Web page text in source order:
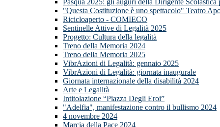
Pasqua 2025: gli auguri della Dirigente Scolastica
"Questa Costituzione è uno spettacolo" Teatro
Ricicloaperto - COMIECO
Sentinelle Attive di Legalità 2025
Progetto: Cultura della legalità
Treno della Memoria 2024
Treno della Memoria 2025
VibrAzioni di Legalità: gennaio 2025
VibrAzioni di Legalità: giornata inaugurale
Giornata internazionale della disabilità 2024
Arte e Legalità
Intitolazione “Piazza Degli Eroi”
"Adelfia", manifestazione contro il bullismo 2024
4 novembre 2024
Marcia della Pace 2024